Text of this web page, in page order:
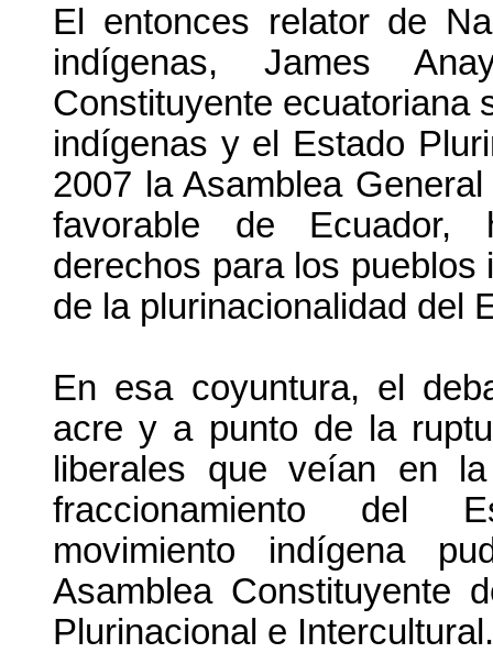
El entonces relator de
indígenas, James
Constituyente ecuatoriana
indígenas y el Estado
2007 la Asamblea
favorable de Ecuador,
derechos para los
de la plurinacionalidad del
En esa coyuntura, el
acre y a punto de la
liberales que veían en
fraccionamiento del
movimiento indígena
Asamblea Constituyente
Plurinacional e Intercultural.